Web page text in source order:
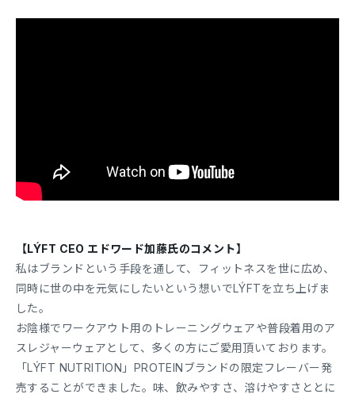
【LÝFT CEO エドワード加藤氏のコメント】
私はブランドという手段を通して、フィットネスを世に広め、
同時に世の中を元気にしたいという想いでLÝFTを立ち上げま
した。
お陰様でワークアウト用のトレーニングウェアや普段着用のア
スレジャーウェアとして、多くの方にご愛用頂いております。
「LÝFT NUTRITION」PROTEINブランドの限定フレーバー発
売することができました。味、飲みやすさ、溶けやすさととに